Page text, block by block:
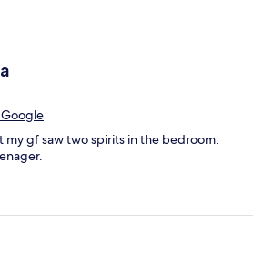
my gf saw two spirits in the bedroom.